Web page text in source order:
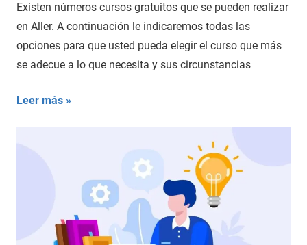
Existen números cursos gratuitos que se pueden realizar
en Aller. A continuación le indicaremos todas las
opciones para que usted pueda elegir el curso que más
se adecue a lo que necesita y sus circunstancias
Leer más